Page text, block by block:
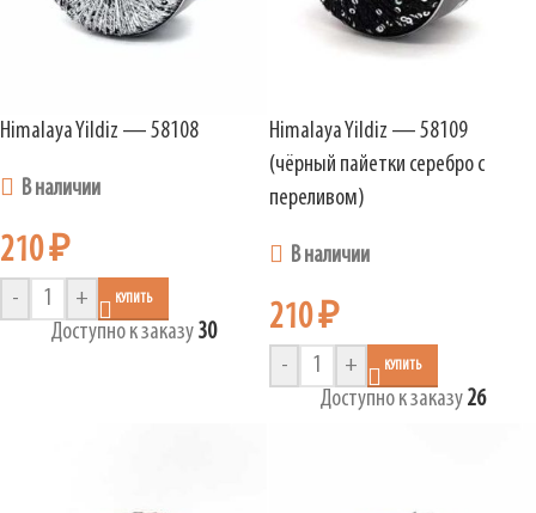
Himalaya Yildiz — 58108
В наличии
210₽
- + КУПИТЬ
Доступно к заказу 30
Himalaya Yildiz — 58109
(чёрный пайетки серебро с
переливом)
В наличии
210₽
- + КУПИТЬ
Доступно к заказу 26